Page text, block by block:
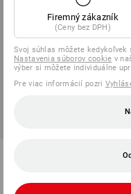
S7S bezpečnostná obuv e.s.
3
Firemný zákazník
(Ceny bez DPH)
Svoj súhlas môžete
Nastavenia súborov cookie v
výber si môžete individuálne
Pre viac informácií pozri